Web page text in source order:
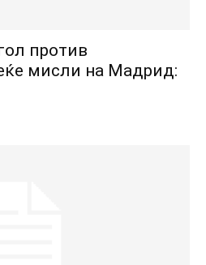
против
мисли на Мадрид: